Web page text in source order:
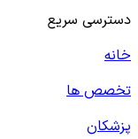
دسترسی سریع
خانه
تخصص ها
پزشکان